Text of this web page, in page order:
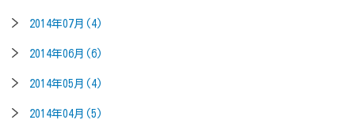
2014年07月(4)
2014年06月(6)
2014年05月(4)
2014年04月(5)